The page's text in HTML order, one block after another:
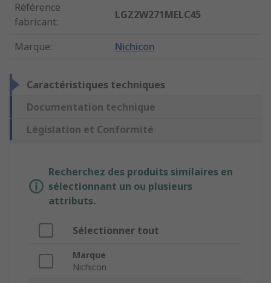
Référence
fabricant:
LGZ2W271MELC45
Marque: Nichicon
Caractéristiques techniques
Documentation technique
Législation et Conformité
Recherchez des produits similaires en
sélectionnant un ou plusieurs
attributs.
Sélectionner tout
Marque
Nichicon